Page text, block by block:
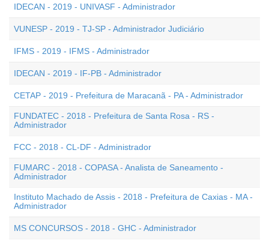
IDECAN - 2019 - UNIVASF - Administrador
VUNESP - 2019 - TJ-SP - Administrador Judiciário
IFMS - 2019 - IFMS - Administrador
IDECAN - 2019 - IF-PB - Administrador
CETAP - 2019 - Prefeitura de Maracanã - PA - Administrador
FUNDATEC - 2018 - Prefeitura de Santa Rosa - RS -
Administrador
FCC - 2018 - CL-DF - Administrador
FUMARC - 2018 - COPASA - Analista de Saneamento -
Administrador
Instituto Machado de Assis - 2018 - Prefeitura de Caxias - MA -
Administrador
MS CONCURSOS - 2018 - GHC - Administrador